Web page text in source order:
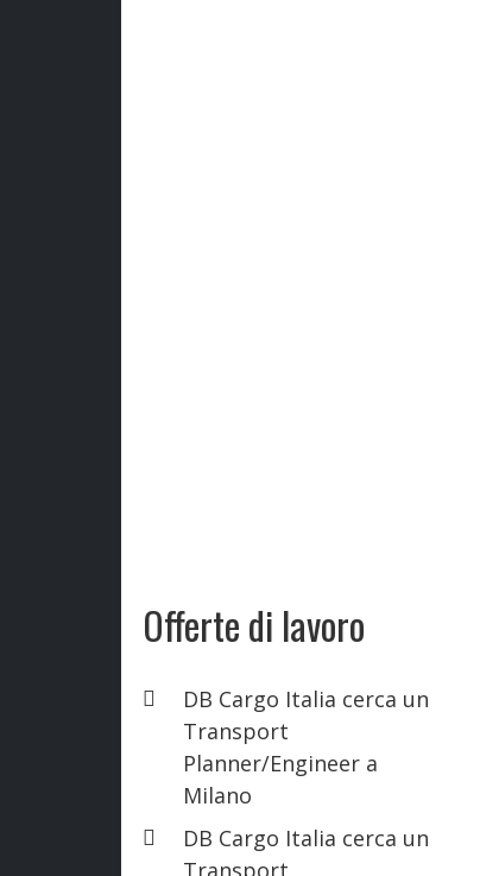
Offerte di lavoro
DB Cargo Italia cerca un
Transport
Planner/Engineer a
Milano
DB Cargo Italia cerca un
Transport